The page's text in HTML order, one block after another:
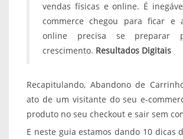
vendas físicas e online. É
commerce chegou para ficar e
online precisa se preparar
crescimento. Resultados Digitais
Recapitulando, Abandono de
ato de um visitante do seu e-
produto no seu checkout e sair sem
E neste guia estamos dando 10 dicas